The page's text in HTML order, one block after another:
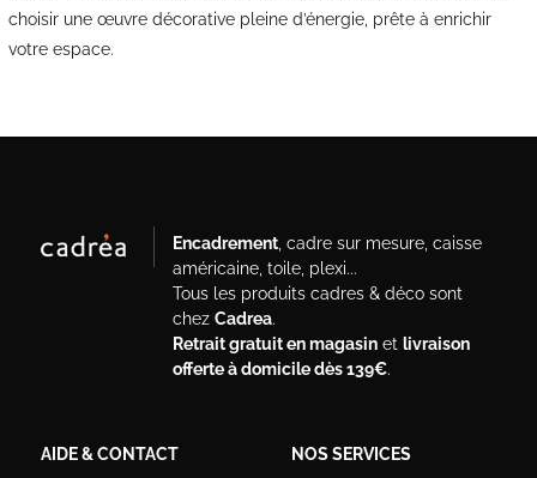
choisir une œuvre décorative pleine d’énergie, prête à enrichir
votre espace.
Encadrement, cadre sur mesure, caisse
américaine, toile, plexi...
Tous les produits cadres & déco sont
chez Cadrea.
Retrait gratuit en magasinet livraison
offerte à domicile dès 139€.
AIDE & CONTACT
NOS SERVICES